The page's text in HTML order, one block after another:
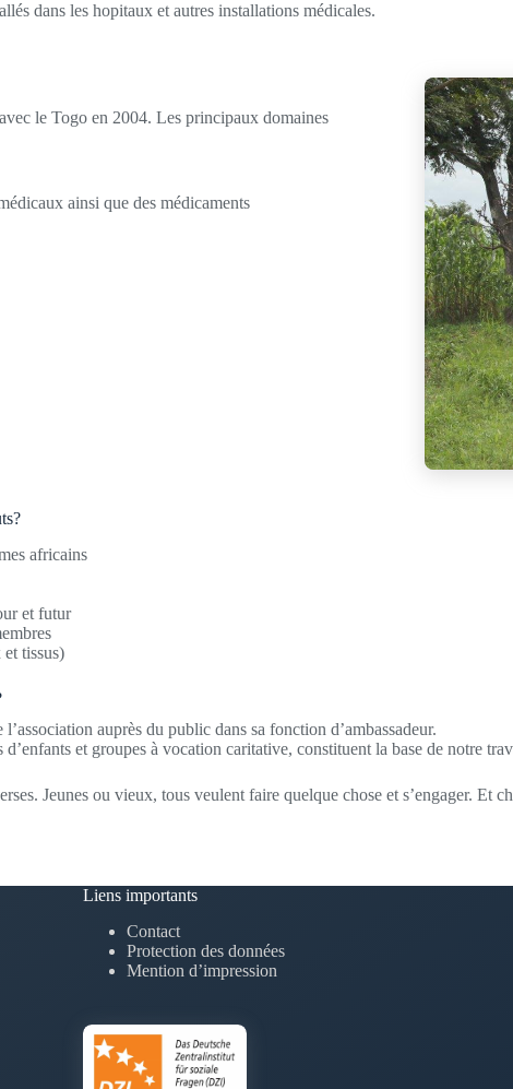
dans les hopitaux et autres installations médicales.
le Togo en 2004. Les principaux domaines
ainsi que des médicaments
africains
et futur
tissus)
auprès du public dans sa fonction d’ambassadeur.
et groupes à vocation caritative, constituent la base de notre
Jeunes ou vieux, tous veulent faire quelque chose et s’engager. Et
Liens importants
Contact
Protection des données
Mention d’impression